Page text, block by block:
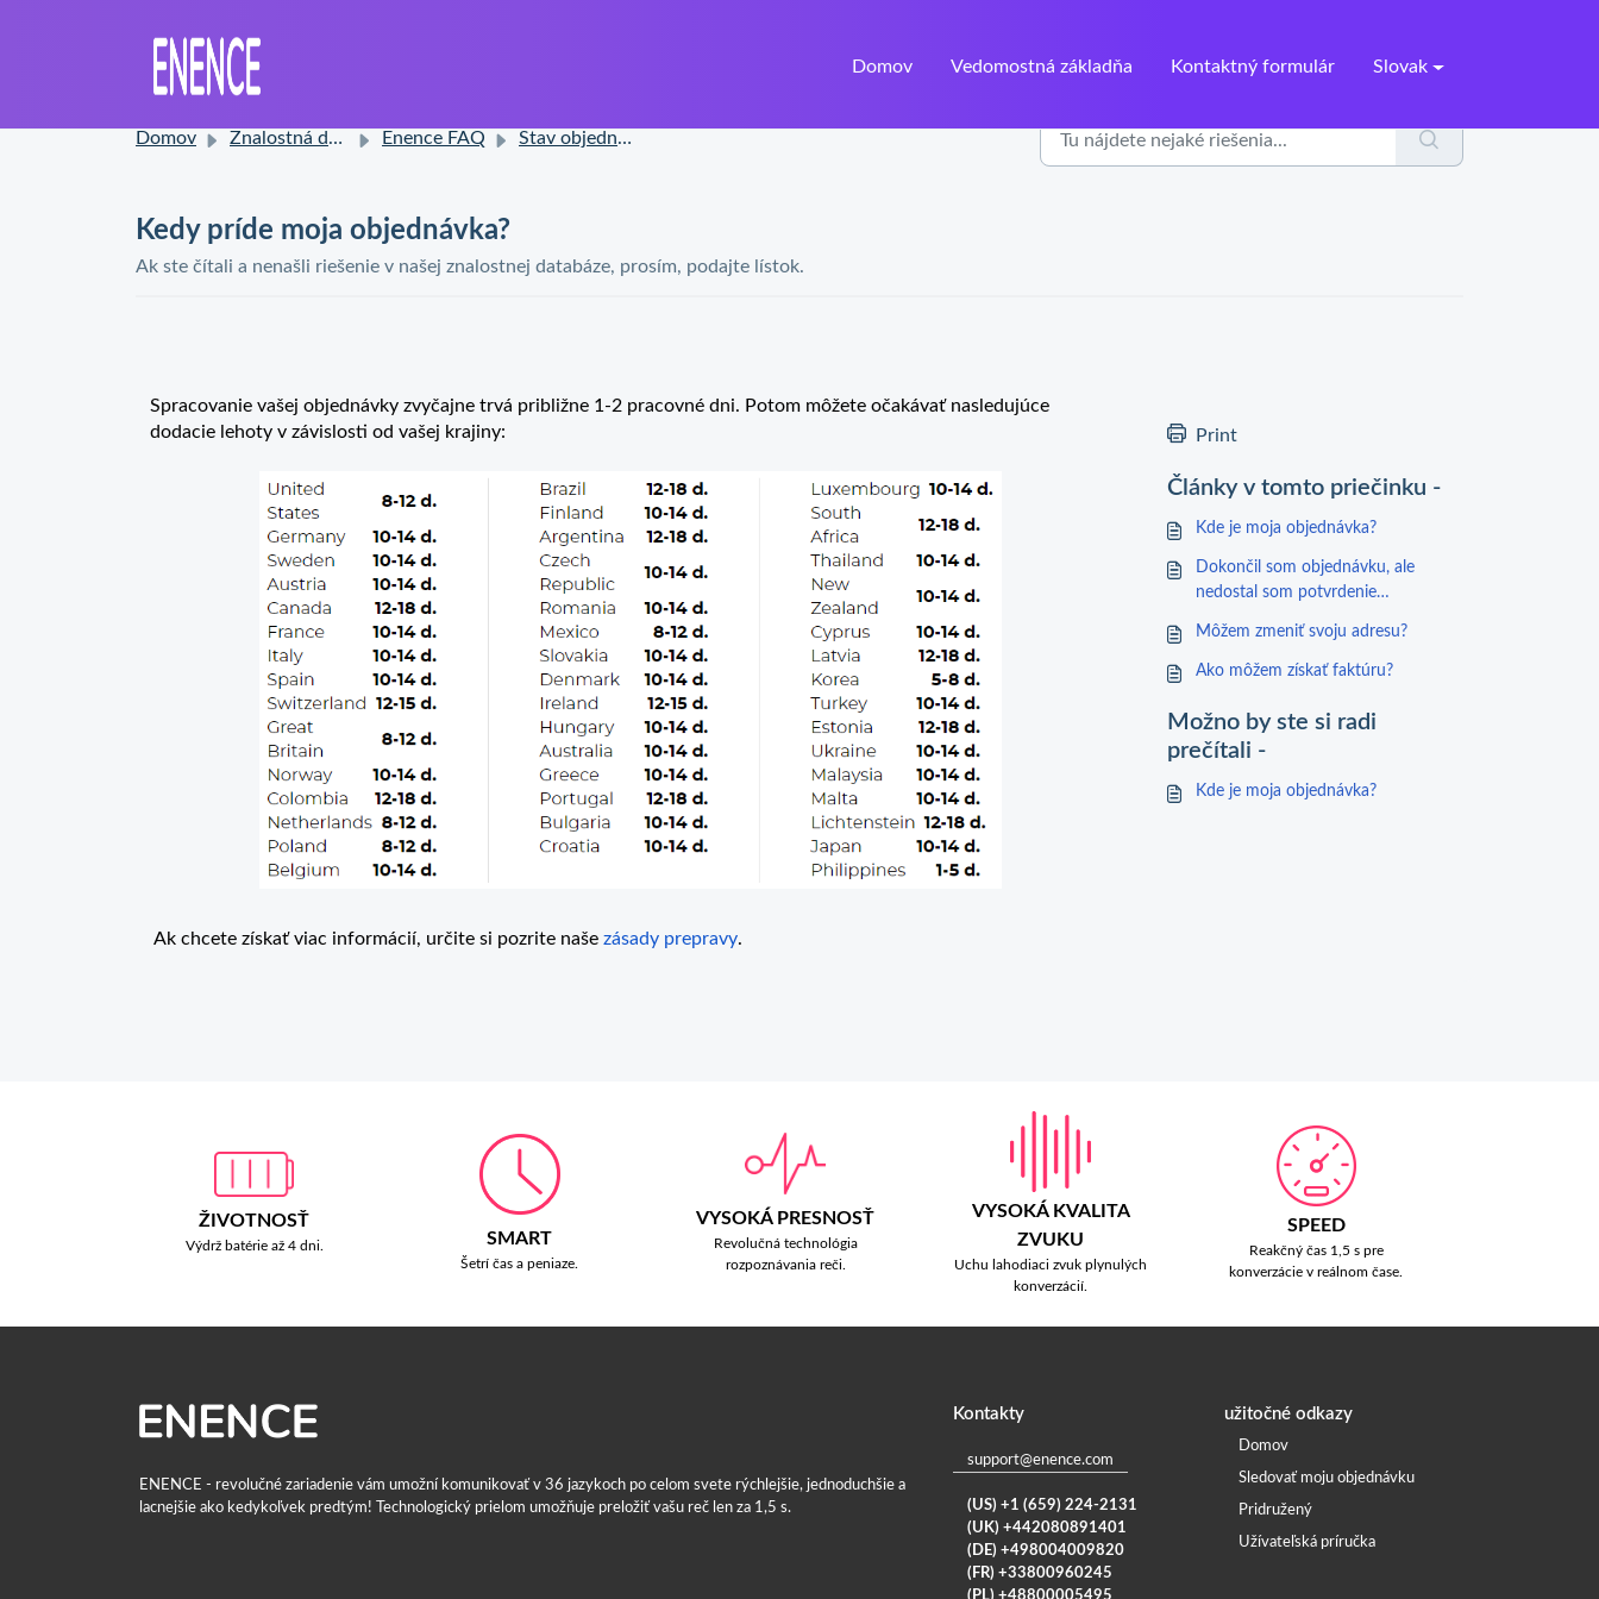
Domov Vedomostná základňa Kontaktný formulár Slovak
Domov Znalostná databáza Enence FAQ Stav objednávky a doručenia
Kedy príde moja objednávka?
Ak ste čítali a nenašli riešenie v našej znalostnej databáze, prosím, podajte lístok.
Spracovanie vašej objednávky zvyčajne trvá približne 1-2 pracovné dni. Potom môžete očakávať nasledujúce
dodacie lehoty v závislosti od vašej krajiny:
Ak chcete získať viac informácií, určite si pozrite naše zásady prepravy.
Print
Články v tomto priečinku -
Kde je moja objednávka?
Dokončil som objednávku, ale
nedostal som potvrdenie
Môžem zmeniť svoju adresu?
Ako môžem získať faktúru?
Možno by ste si radi
prečítali -
Kde je moja objednávka?
ŽIVOTNOSŤ
Výdrž batérie až 4 dni. SMART
Šetrí čas a peniaze.
VYSOKÁ PRESNOSŤ
Revolučná technológia
rozpoznávania reči.
VYSOKÁ KVALITA
ZVUKU
Uchu lahodiaci zvuk plynulých
konverzácií.
SPEED
Reakčný čas 1,5 s pre
konverzácie v reálnom čase.
ENENCE - revolučné zariadenie vám umožní komunikovať v 36 jazykoch po celom svete rýchlejšie, jednoduchšie a
lacnejšie ako kedykoľvek predtým! Technologický prielom umožňuje preložiť vašu reč len za 1,5 s.
Kontakty
support@enence.com
(US) +1 (659) 224-2131
(UK) +442080891401
(DE) +498004009820
(FR) +33800960245
(PL) +48800005495
užitočné odkazy
Domov
Sledovať moju objednávku
Pridružený
Užívateľská príručka